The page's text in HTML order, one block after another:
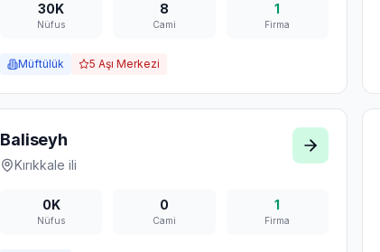
30K
Nüfus
8
Cami
1
Firma
Müftülük 5 Aşı Merkezi
Baliseyh
Kırıkkale ili
0K
Nüfus
0
Cami
1
Firma